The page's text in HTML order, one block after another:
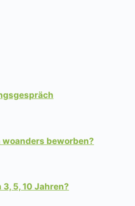
woanders beworben?
5, 10 Jahren?